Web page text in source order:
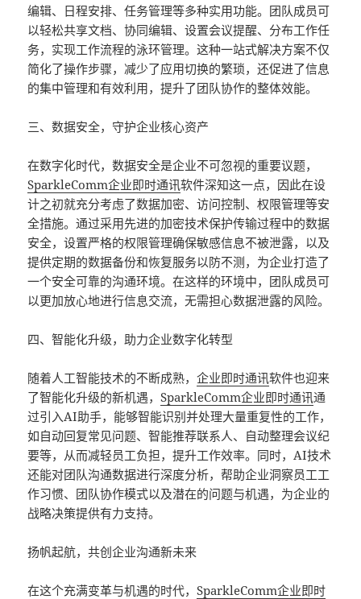
编辑、日程安排、任务管理等多种实用功能。团队成员可
以轻松共享文档、协同编辑、设置会议提醒、分布工作任
务，实现工作流程的泳环管理。这种一站式解决方案不仅
简化了操作步骤，减少了应用切换的繁琐，还促进了信息
的集中管理和有效利用，提升了团队协作的整体效能。
三、数据安全，守护企业核心资产
在数字化时代，数据安全是企业不可忽视的重要议题，
SparkleComm企业即时通讯软件深知这一点，因此在设
计之初就充分考虑了数据加密、访问控制、权限管理等安
全措施。通过采用先进的加密技术保护传输过程中的数据
安全，设置严格的权限管理确保敏感信息不被泄露，以及
提供定期的数据备份和恢复服务以防不测，为企业打造了
一个安全可靠的沟通环境。在这样的环境中，团队成员可
以更加放心地进行信息交流，无需担心数据泄露的风险。
四、智能化升级，助力企业数字化转型
随着人工智能技术的不断成熟，企业即时通讯软件也迎来
了智能化升级的新机遇，SparkleComm企业即时通讯通
过引入AI助手，能够智能识别并处理大量重复性的工作，
如自动回复常见问题、智能推荐联系人、自动整理会议纪
要等，从而减轻员工负担，提升工作效率。同时，AI技术
还能对团队沟通数据进行深度分析，帮助企业洞察员工工
作习惯、团队协作模式以及潜在的问题与机遇，为企业的
战略决策提供有力支持。
扬帆起航，共创企业沟通新未来
在这个充满变革与机遇的时代，SparkleComm企业即时